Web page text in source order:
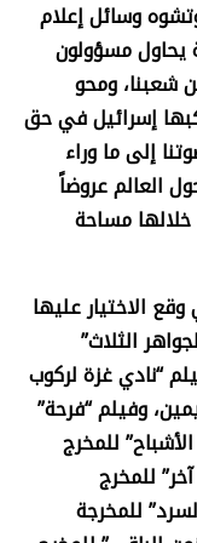
وسائل إعلام
يحاول مسؤولون
شعبنا، ومحو
إسرائيل في حق
إلى ما وراء
العالم عروضاً
مساحة
وقع الاختيار عليها
الثلاث”
“نادي غزة لركوب
وفيلم “فرحة”
للمخرج
للمخرج
للمخرجة